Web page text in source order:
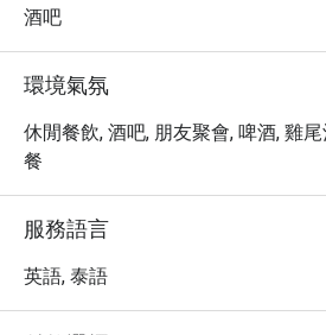
緻的飲品和輕鬆的氛圍，為住客和
「escalator」、「ferns」、「
可見其周邊環境和抵達方式可能蘊
隨著壯麗的景觀或便利的交通接駁
樂趣。
會享有最高 5 折的驚喜優惠，讓您
酒吧體驗的同時，也聰明消費，物超
酒吧
環境氣氛
休閒餐飲, 酒吧, 朋友聚會, 啤酒, 雞
餐
服務語言
英語, 泰語